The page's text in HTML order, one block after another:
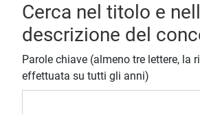
Cerca nel titolo e
descrizione del
Parole chiave (almeno tre lettere, la
effettuata su tutti gli anni)